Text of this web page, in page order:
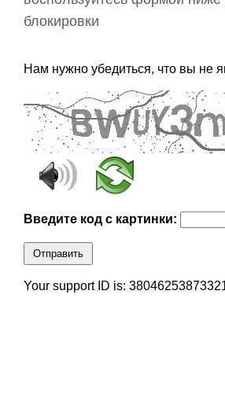
блокировки
Нам нужно убедиться, что вы не
Введите код с картинки:
Отправить
Your support ID is: